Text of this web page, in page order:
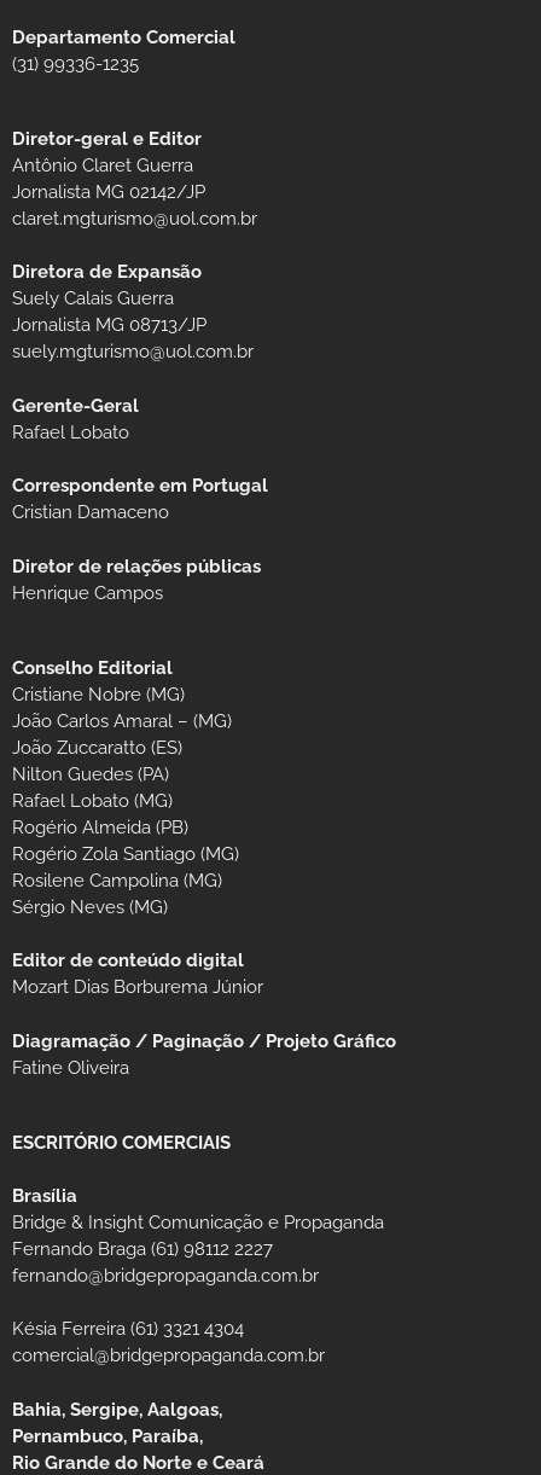
Departamento Comercial
(31) 99336-1235
Diretor-geral e Editor
Antônio Claret Guerra
Jornalista MG 02142/JP
claret.mgturismo@uol.com.br
Diretora de Expansão
Suely Calais Guerra
Jornalista MG 08713/JP
suely.mgturismo@uol.com.br
Gerente-Geral
Rafael Lobato
Correspondente em Portugal
Cristian Damaceno
Diretor de relações públicas
Henrique Campos
Conselho Editorial
Cristiane Nobre (MG)
João Carlos Amaral – (MG)
João Zuccaratto (ES)
Nilton Guedes (PA)
Rafael Lobato (MG)
Rogério Almeida (PB)
Rogério Zola Santiago (MG)
Rosilene Campolina (MG)
Sérgio Neves (MG)
Editor de conteúdo digital
Mozart Dias Borburema Júnior
Diagramação / Paginação / Projeto Gráfico
Fatine Oliveira
ESCRITÓRIO COMERCIAIS
Brasília
Bridge & Insight Comunicação e Propaganda
Fernando Braga (61) 98112 2227
fernando@bridgepropaganda.com.br
Késia Ferreira (61) 3321 4304
comercial@bridgepropaganda.com.br
Bahia, Sergipe, Aalgoas,
Pernambuco, Paraíba,
Rio Grande do Norte e Ceará